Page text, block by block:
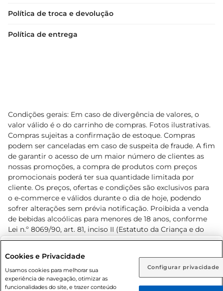
Rio de Janeiro (RJ) Goiás (GO)
Ou
Política de troca e devolução
Política de entrega
Condições gerais: Em caso de divergência de valores, o
valor válido é o do carrinho de compras. Fotos ilustrativas.
Compras sujeitas a confirmação de estoque. Compras
podem ser canceladas em caso de suspeita de fraude. A fim
de garantir o acesso de um maior número de clientes as
nossas promoções, a compra de produtos com preços
promocionais poderá ter sua quantidade limitada por
cliente. Os preços, ofertas e condições são exclusivos para
o e-commerce e válidos durante o dia de hoje, podendo
sofrer alterações sem prévia notificação. Proibida a venda
de bebidas alcoólicas para menores de 18 anos, conforme
Lei n.º 8069/90, art. 81, inciso II (Estatuto da Criança e do
Adolescente). Preços e condições exclusivos para o
prévio. O valor mínimo para as compras on-line é de R$
80,00.
Cookies e Privacidade
Usamos cookies para melhorar sua
experiência de navegação, otimizar as
funcionalidades do site, e trazer conteúdo
Configurar privacidade